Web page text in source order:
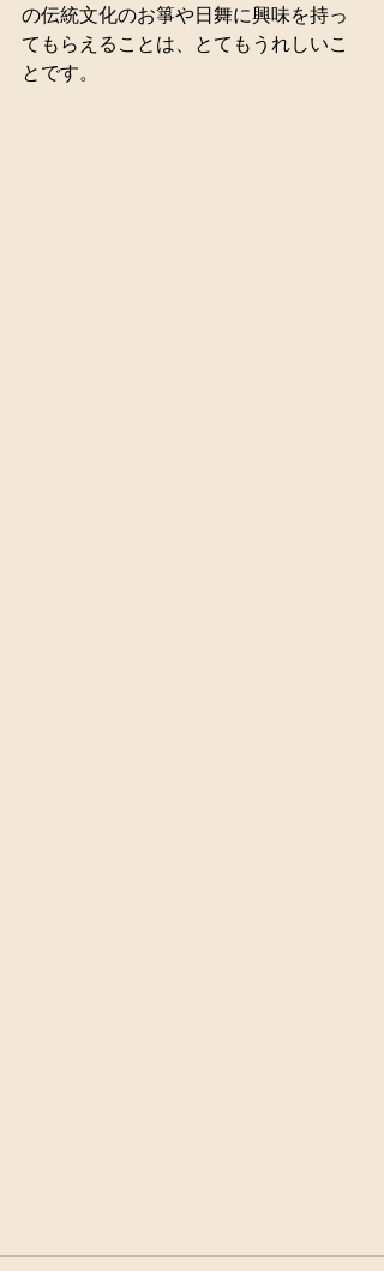
の伝統文化のお箏や日舞に興味を持っ
てもらえることは、とてもうれしいこ
とです。